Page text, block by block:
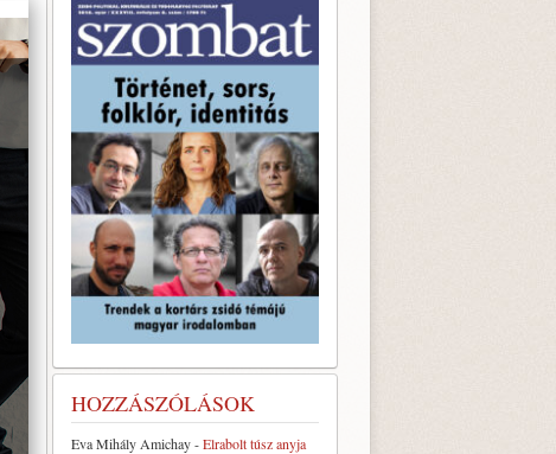
HOZZÁSZÓLÁSOK
Eva Mihály Amichay-Elrabolt túsz anyja